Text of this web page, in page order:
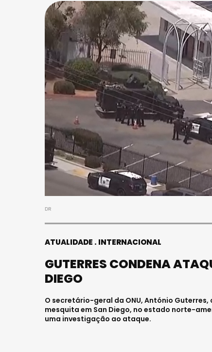
DR
ATUALIDADE INTERNACIONAL
GUTERRES CONDENA
DIEGO
O secretário-geral da ONU, António
mesquita em San Diego, no estado norte-
uma investigação ao ataque.